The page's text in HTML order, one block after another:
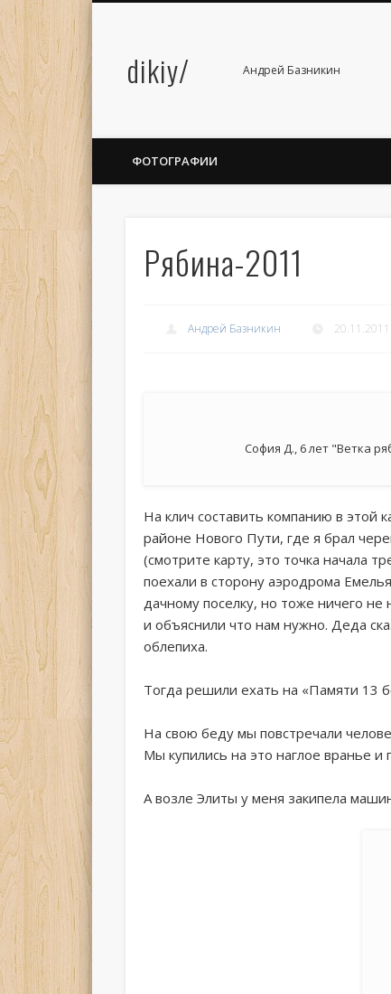
dikiy/ Андрей Базникин
ФОТОГРАФИИ
Рябина-2011
Андрей Базникин 20.11.2011
София Д., 6 лет "Ветка
На клич составить компанию в этой
районе Нового Пути, где я брал
(смотрите карту, это точка начала
поехали в сторону аэродрома
дачному поселку, но тоже ничего
и объяснили что нам нужно. Деда
облепиха.
Тогда решили ехать на «Памяти 13
На свою беду мы повстречали
Мы купились на это наглое вранье и
А возле Элиты у меня закипела